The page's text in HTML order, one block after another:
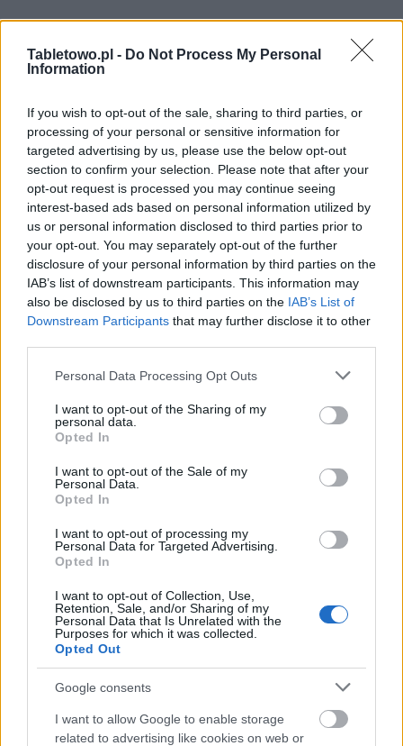
Tabletowo.pl - Do Not Process My Personal
Information
If you wish to opt-out of the sale, sharing to third parties, or
processing of your personal or sensitive information for
targeted advertising by us, please use the below opt-out
section to confirm your selection. Please note that after your
opt-out request is processed you may continue seeing
interest-based ads based on personal information utilized by
us or personal information disclosed to third parties prior to
your opt-out. You may separately opt-out of the further
disclosure of your personal information by third parties on the
IAB’s list of downstream participants. This information may
also be disclosed by us to third parties on the IAB’s List of
Downstream Participants that may further disclose it to other
Please note that this website/app uses one or more Google
not limited to your visit or usage behaviour. You may click to
grant or deny consent to Google and its third-party tags to
use your data for below specified purposes in below Google
consent section.
Personal Data Processing Opt Outs
I want to opt-out of the Sharing of my
personal data.
Opted In
I want to opt-out of the Sale of my
Personal Data.
Opted In
I want to opt-out of processing my
Personal Data for Targeted Advertising.
Opted In
I want to opt-out of Collection, Use,
Retention, Sale, and/or Sharing of my
Personal Data that Is Unrelated with the
Purposes for which it was collected.
Opted Out
Google consents
I want to allow Google to enable storage
related to advertising like cookies on web or